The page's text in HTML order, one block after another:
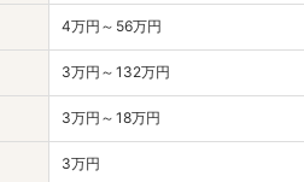
4万円～56万円
3万円～132万円
3万円～18万円
3万円